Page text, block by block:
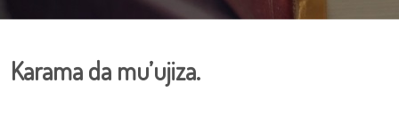
Karama da mu’ujiza.